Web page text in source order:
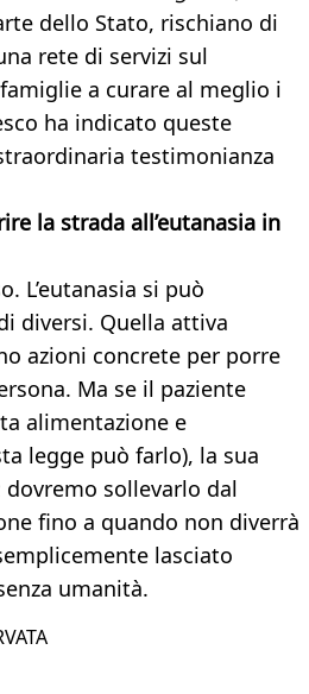
dello Stato, rischiano di
rete di servizi sul
a curare al meglio i
ha indicato queste
testimonianza
la strada all’eutanasia in
L’eutanasia si può
diversi. Quella attiva
azioni concrete per porre
Ma se il paziente
alimentazione e
legge può farlo), la sua
sollevarlo dal
fino a quando non diverrà
lasciato
umanità.